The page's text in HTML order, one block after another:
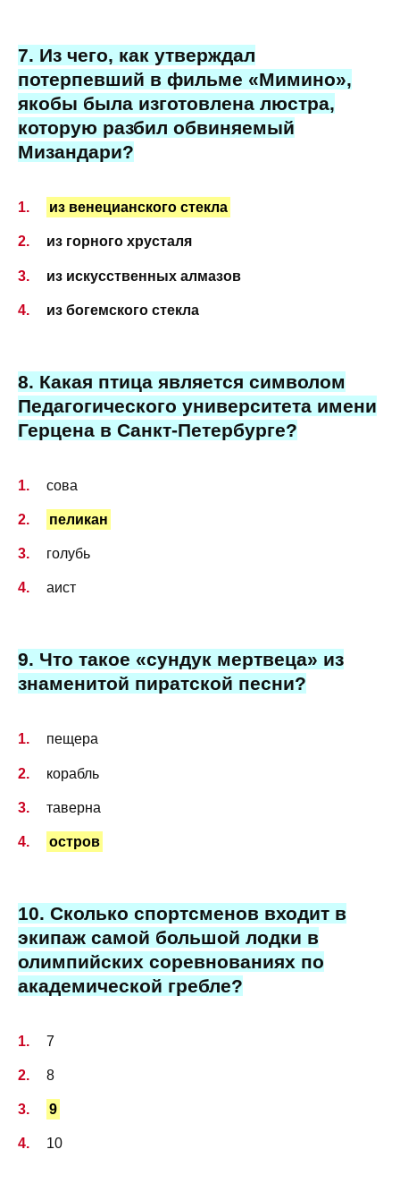
7. Из чего, как утверждал
потерпевший в фильме «Мимино»,
якобы была изготовлена люстра,
которую разбил обвиняемый
Мизандари?
из венецианского стекла
из горного хрусталя
из искусственных алмазов
из богемского стекла
8. Какая птица является символом
Педагогического университета имени
Герцена в Санкт-Петербурге?
сова
пеликан
голубь
аист
9. Что такое «сундук мертвеца» из
знаменитой пиратской песни?
пещера
корабль
таверна
остров
10. Сколько спортсменов входит в
экипаж самой большой лодки в
олимпийских соревнованиях по
академической гребле?
7
8
9
10